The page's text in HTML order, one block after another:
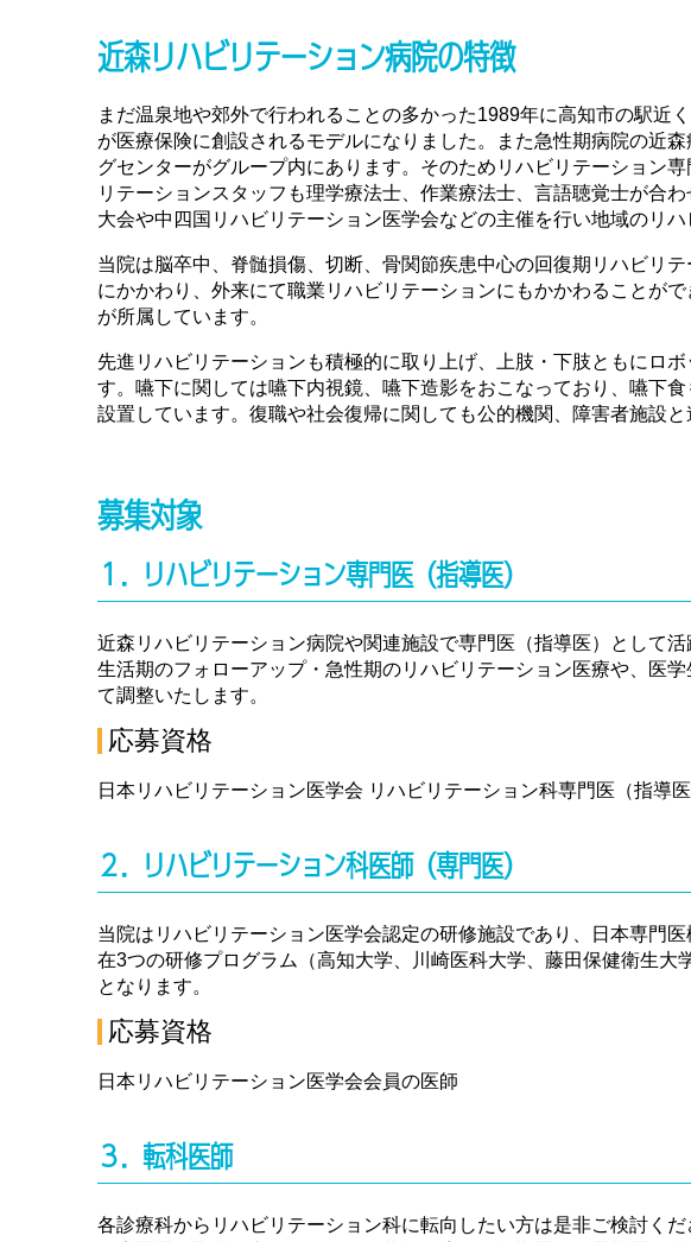
近森リハビリテーション病院の特徴
まだ温泉地や郊外で行われることの多かった1989年に高知市の駅近
が医療保険に創設されるモデルになりました。また急性期病院の近
グセンターがグループ内にあります。そのためリハビリテーション
リテーションスタッフも理学療法士、作業療法士、言語聴覚士が合
大会や中四国リハビリテーション医学会などの主催を行い地域のリ
当院は脳卒中、脊髄損傷、切断、骨関節疾患中心の回復期リハビリ
にかかわり、外来にて職業リハビリテーションにもかかわることが
が所属しています。
先進リハビリテーションも積極的に取り上げ、上肢・下肢ともにロ
す。嚥下に関しては嚥下内視鏡、嚥下造影をおこなっており、嚥下
設置しています。復職や社会復帰に関しても公的機関、障害者施設と
募集対象
１．リハビリテーション専門医（指導医）
近森リハビリテーション病院や関連施設で専門医（指導医）として
生活期のフォローアップ・急性期のリハビリテーション医療や、医
て調整いたします。
応募資格
日本リハビリテーション医学会 リハビリテーション科専門医（指導医
２．リハビリテーション科医師（専門医）
当院はリハビリテーション医学会認定の研修施設であり、日本専門
在3つの研修プログラム（高知大学、川崎医科大学、藤田保健衛生
となります。
応募資格
日本リハビリテーション医学会会員の医師
３．転科医師
各診療科からリハビリテーション科に転向したい方は是非ご検討く